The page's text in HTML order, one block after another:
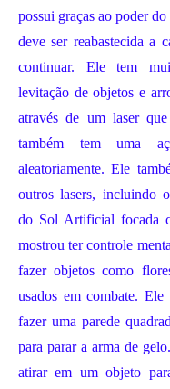
possui graças ao poder do
deve ser reabastecida a
continuar. Ele tem
levitação de objetos e
através de um laser
também tem uma
aleatoriamente. Ele
outros lasers, incluindo
do Sol Artificial focada
mostrou ter controle
fazer objetos como
usados em combate.
fazer uma parede
para parar a arma de
atirar em um objeto